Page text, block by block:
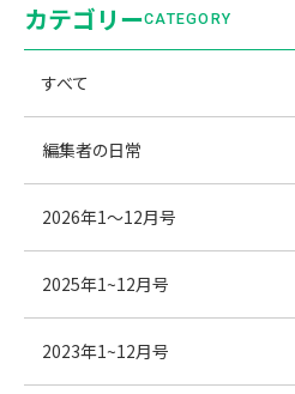
カテゴリーCATEGORY
すべて
編集者の日常
2026年1〜12月号
2025年1~12月号
2023年1~12月号